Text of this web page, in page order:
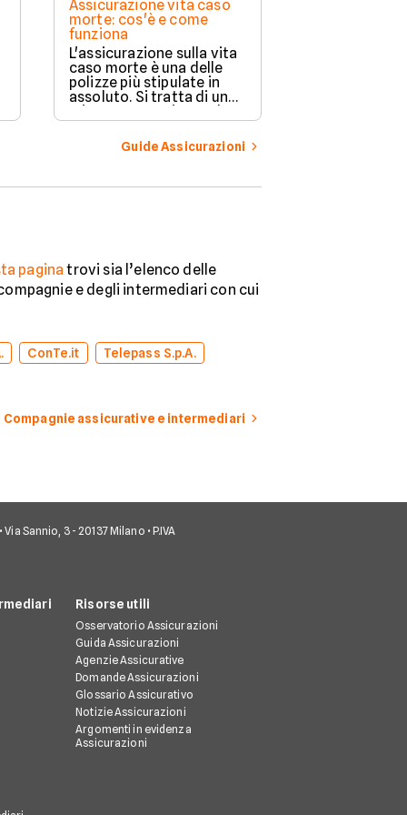
Assicurazione vita caso
morte: cos'è e come
funziona
L'assicurazione sulla vita
caso morte è una delle
polizze più stipulate in
assoluto. Si tratta di una
misura preventiva molto
rilevante quando si ha a
che fare con eventi
imponderabili. Scopriamo
funziona un contratto di
Guide Assicurazioni
pagina trovi sia l’elenco delle
e degli intermediari con cui
ConTe.it
Telepass S.p.A.
Compagnie assicurative e intermediari
• Via Sannio, 3 - 20137 Milano • P.IVA
Risorse utili
Osservatorio Assicurazioni
Guida Assicurazioni
Agenzie Assicurative
Domande Assicurazioni
Glossario Assicurativo
Notizie Assicurazioni
Argomenti in evidenza
Assicurazioni